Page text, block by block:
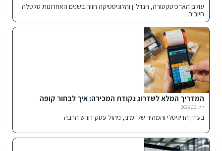
עולם הארכיטקטורה, הנדל"ן והלוגיסטיקה חווה בשנים האחרונות טלטלה
חיובית
המדריך המלא לשדרוג נקודת המכירה: איך לבחור קופה
רושמת חכמה לעסק שלך?
יולי 13, 2026
בעידן הדיגיטלי והמהיר של ימינו, ניהול עסק דורש הרבה